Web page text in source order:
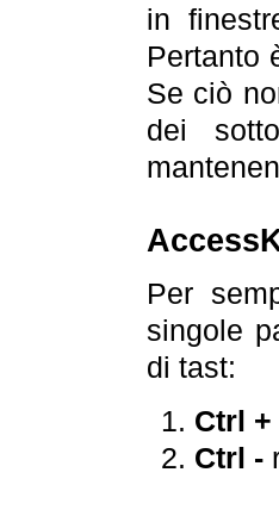
in
Pertanto
Se ciò
dei
Per
singole
di tast:
Ctrl +
Ctrl -